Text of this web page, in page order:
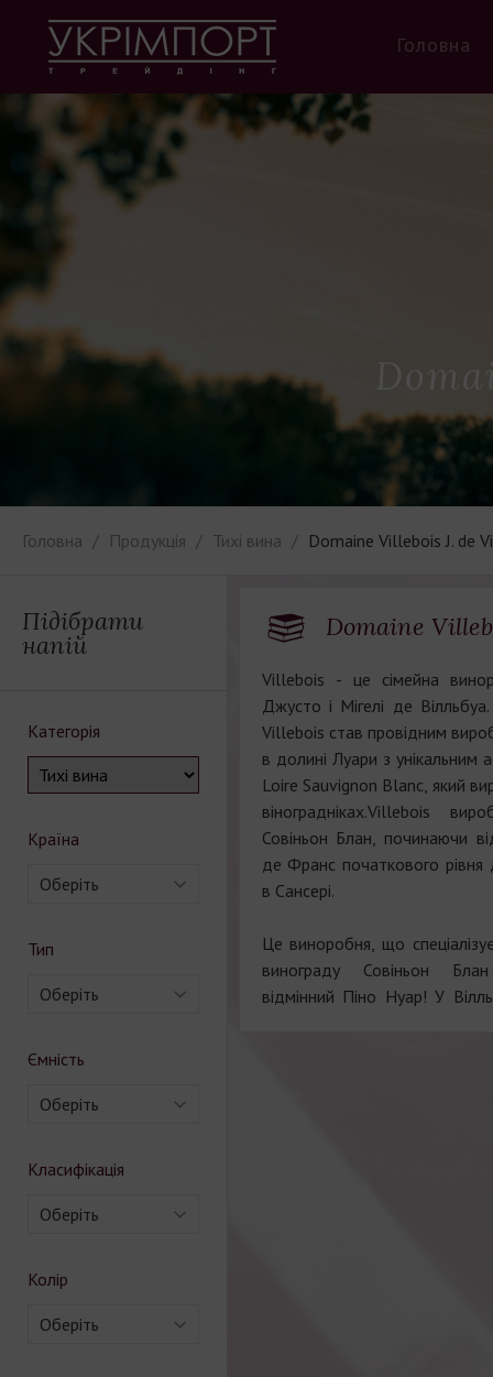
Головна
Головна Продукція Тихі вина Domaine Villebois J. de
Підібрати
напій
Категорія
Країна
Оберіть
Тип
Оберіть
Ємність
Оберіть
Класифікація
Оберіть
Колір
Оберіть
Domaine
Villebois - це сімейна
Джусто і Мігелі де
Villebois став провідним
в долині Луари з унікальним
Loire Sauvignon Blanc, який
віноградніках.Villebois
Совіньон Блан, починаючи
де Франс початкового
в Сансері.
Це виноробня, що
винограду Совіньон
відмінний Піно Нуар! У